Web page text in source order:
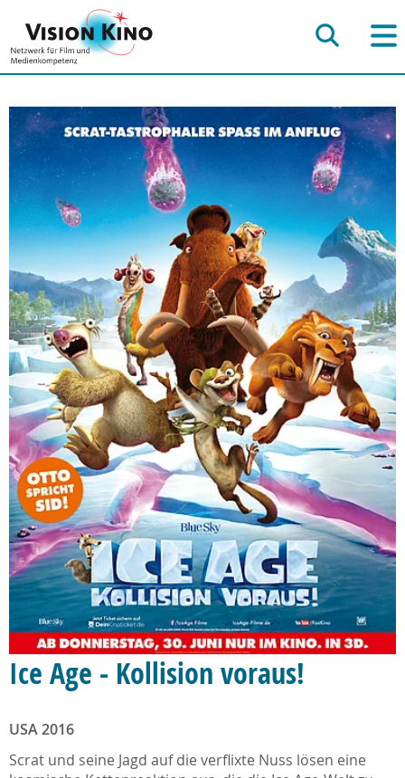
Ice Age - Kollision voraus!
USA 2016
Scrat und seine Jagd auf die verflixte Nuss lösen eine